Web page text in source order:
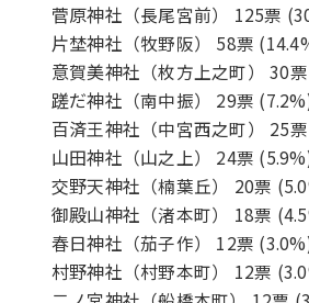
菅原神社 （長尾宮前） 125票
片埜神社 （牧野阪） 58票
意賀美神社 （枚方上之町） 30
蹉だ神社 （南中振） 29票
百済王神社 （中宮西之町） 25
山田神社 （山之上） 24票
交野天神社 （楠葉丘） 20票
御殿山神社 （渚本町） 18票
春日神社 （茄子作） 12票
村野神社 （村野本町） 12票